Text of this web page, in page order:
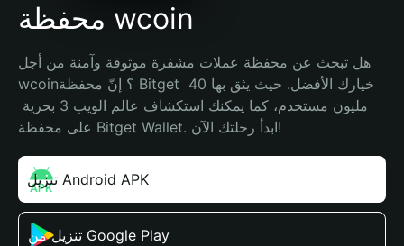
محفظة wcoin
هل تبحث عن محفظة عملات مشفرة موثوقة وآمنة من أجل
wcoin؟ إنّ محفظة Bitget خيارك الأفضل. حيث يثق بها 40
على محفظة Bitget Wallet. ابدأ رحلتك الآن!
تنزيل Android APK
تنزيل من Google Play